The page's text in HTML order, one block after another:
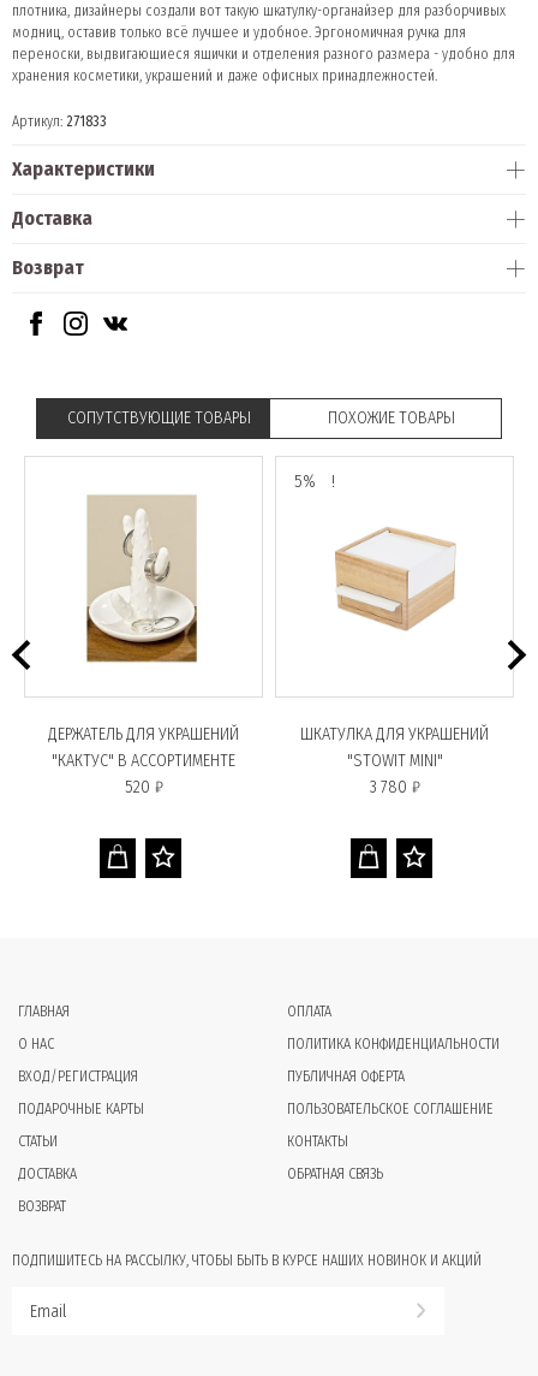
плотника, дизайнеры создали вот такую шкатулку-органайзер для разборчивых
модниц, оставив только всё лучшее и удобное. Эргономичная ручка для
переноски, выдвигающиеся ящички и отделения разного размера - удобно для
хранения косметики, украшений и даже офисных принадлежностей.
Артикул: 271833
Характеристики
Доставка
Возврат
СОПУТСТВУЮЩИЕ ТОВАРЫ ПОХОЖИЕ ТОВАРЫ
ДЕРЖАТЕЛЬ ДЛЯ УКРАШЕНИЙ
"КАКТУС" В АССОРТИМЕНТЕ
520 ₽
5% !
ШКАТУЛКА ДЛЯ УКРАШЕНИЙ
"STOWIT MINI"
3 780 ₽
ГЛАВНАЯ
О НАС
ВХОД/РЕГИСТРАЦИЯ
ПОДАРОЧНЫЕ КАРТЫ
СТАТЬИ
ДОСТАВКА
ВОЗВРАТ
ОПЛАТА
ПОЛИТИКА КОНФИДЕНЦИАЛЬНОСТИ
ПУБЛИЧНАЯ ОФЕРТА
ПОЛЬЗОВАТЕЛЬСКОЕ СОГЛАШЕНИЕ
КОНТАКТЫ
ОБРАТНАЯ СВЯЗЬ
ПОДПИШИТЕСЬ НА РАССЫЛКУ, ЧТОБЫ БЫТЬ В КУРСЕ НАШИХ НОВИНОК И АКЦИЙ